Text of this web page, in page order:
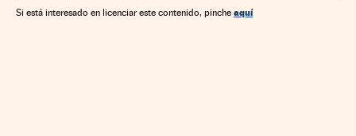
Si está interesado en licenciar este contenido, pinche aquí